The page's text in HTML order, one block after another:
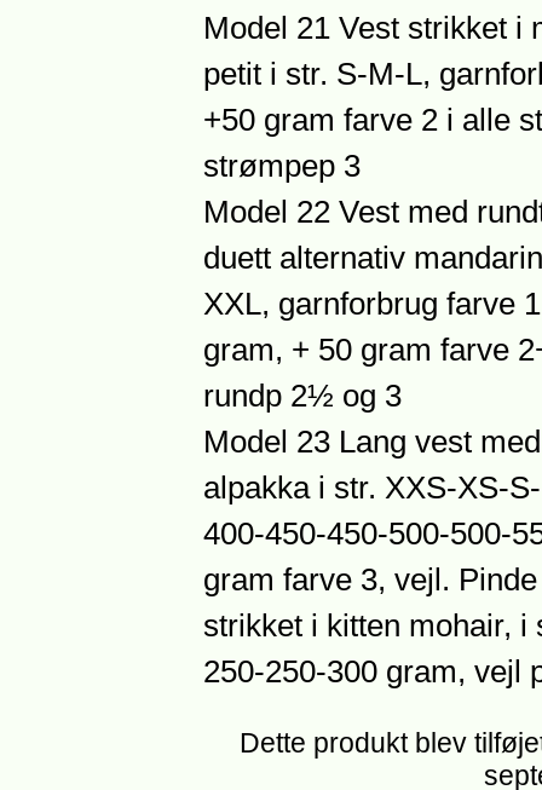
Model 21 Vest strikket i
petit i str. S-M-L,
+50 gram farve 2 i alle
strømpep 3
Model 22 Vest med
duett alternativ
XXL, garnforbrug farve
gram, + 50 gram farve
rundp 2½ og 3
Model 23 Lang vest
alpakka i str. XXS-XS-
400-450-450-500-500-
gram farve 3, vejl.
strikket i kitten mohair, i
250-250-300 gram, vejl
Dette produkt blev